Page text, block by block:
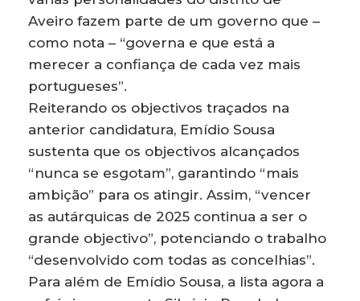
Aveiro fazem parte de um governo que –
como nota – “governa e que está a
merecer a confiança de cada vez mais
portugueses”.
Reiterando os objectivos traçados na
anterior candidatura, Emídio Sousa
sustenta que os objectivos alcançados
“nunca se esgotam”, garantindo “mais
ambição” para os atingir. Assim, “vencer
as autárquicas de 2025 continua a ser o
grande objectivo”, potenciando o trabalho
“desenvolvido com todas as concelhias”.
Para além de Emídio Sousa, a lista agora a